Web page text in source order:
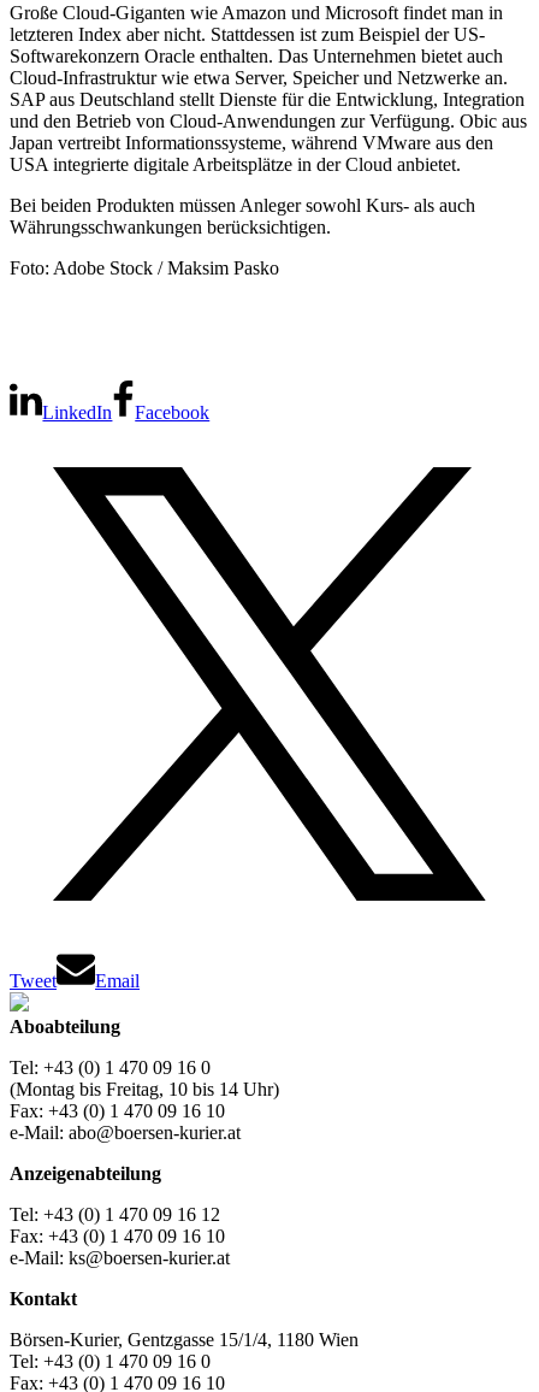
Große Cloud-Giganten wie Amazon und Microsoft findet man in
letzteren Index aber nicht. Stattdessen ist zum Beispiel der US-
Softwarekonzern Oracle enthalten. Das Unternehmen bietet auch
Cloud-Infrastruktur wie etwa Server, Speicher und Netzwerke an.
SAP aus Deutschland stellt Dienste für die Entwicklung, Integration
und den Betrieb von Cloud-Anwendungen zur Verfügung. Obic aus
Japan vertreibt Informationssysteme, während VMware aus den
USA integrierte digitale Arbeitsplätze in der Cloud anbietet.
Bei beiden Produkten müssen Anleger sowohl Kurs- als auch
Währungsschwankungen berücksichtigen.
Foto: Adobe Stock / Maksim Pasko
LinkedIn Facebook
Tweet Email
Aboabteilung
Tel: +43 (0) 1 470 09 16 0
(Montag bis Freitag, 10 bis 14 Uhr)
Fax: +43 (0) 1 470 09 16 10
e-Mail: abo@boersen-kurier.at
Anzeigenabteilung
Tel: +43 (0) 1 470 09 16 12
Fax: +43 (0) 1 470 09 16 10
e-Mail: ks@boersen-kurier.at
Kontakt
Börsen-Kurier, Gentzgasse 15/1/4, 1180 Wien
Tel: +43 (0) 1 470 09 16 0
Fax: +43 (0) 1 470 09 16 10